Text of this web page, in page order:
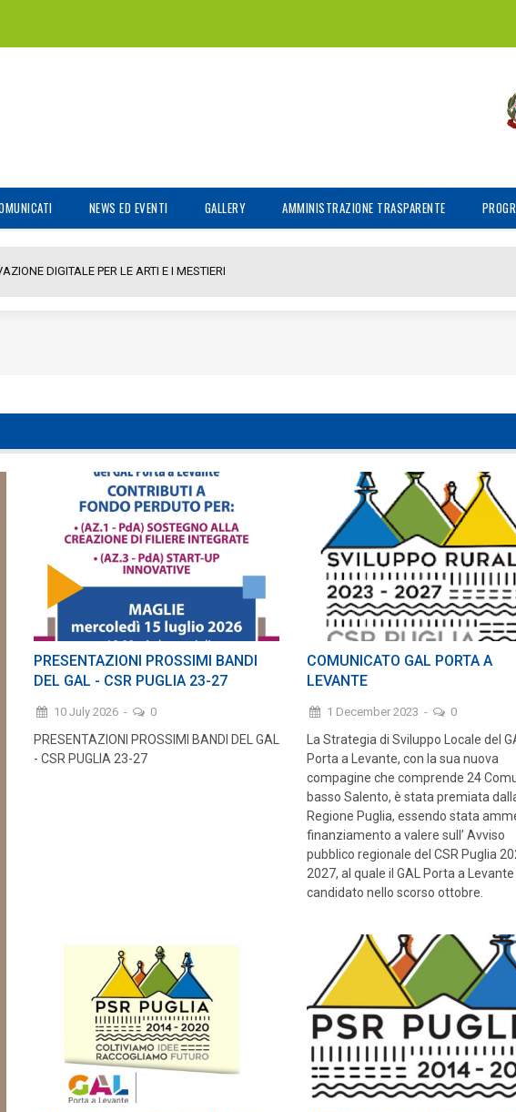
NEWS ED EVENTI GALLERY AMMINISTRAZIONE TRASPARENTE
DIGITALE PER LE ARTI E I MESTIERI
PRESENTAZIONI PROSSIMI BANDI
DEL GAL - CSR PUGLIA 23-27
10 July 2026 - 0
PRESENTAZIONI PROSSIMI BANDI DEL GAL
- CSR PUGLIA 23-27
COMUNICATO GAL PORTA A
LEVANTE
1 December 2023 - 0
La Strategia di Sviluppo Locale del
Porta a Levante, con la sua nuova
compagine che comprende 24
basso Salento, è stata premiata
Regione Puglia, essendo stata
finanziamento a valere sull’ Avviso
pubblico regionale del CSR Puglia
2027, al quale il GAL Porta a
candidato nello scorso ottobre.